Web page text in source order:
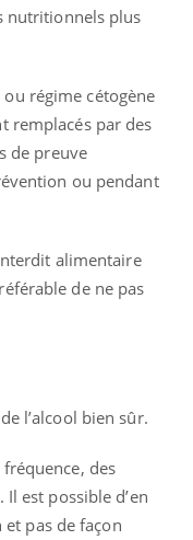
nutritionnels plus
régime cétogène
remplacés par des
de preuve
ou pendant
alimentaire
de ne pas
l’alcool bien sûr.
des
est possible d’en
pas de façon